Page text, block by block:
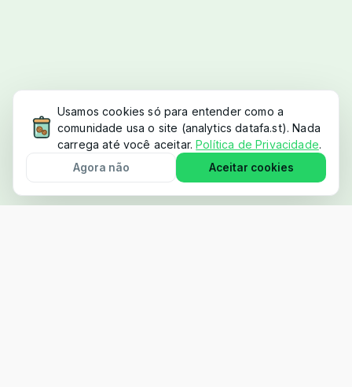
Usamos cookies só para entender como a
comunidade usa o site (analytics datafa.st). Nada
carrega até você aceitar.Política de Privacidade.
Agora não Aceitar cookies